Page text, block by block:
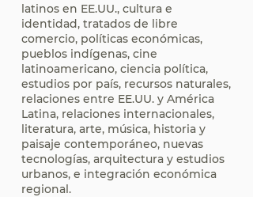
latinos en EE.UU., cultura e
identidad, tratados de libre
comercio, políticas económicas,
pueblos indígenas, cine
latinoamericano, ciencia política,
estudios por país, recursos naturales,
relaciones entre EE.UU. y América
Latina, relaciones internacionales,
literatura, arte, música, historia y
paisaje contemporáneo, nuevas
tecnologías, arquitectura y estudios
urbanos, e integración económica
regional.